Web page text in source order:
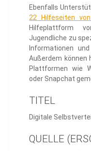
Ebenfalls
22 Hilfeseiten
Hilfeplattform
Jugendliche zu
Informationen
Außerdem können
Plattformen wie
oder Snapchat
TITEL
Digitale
QUELLE